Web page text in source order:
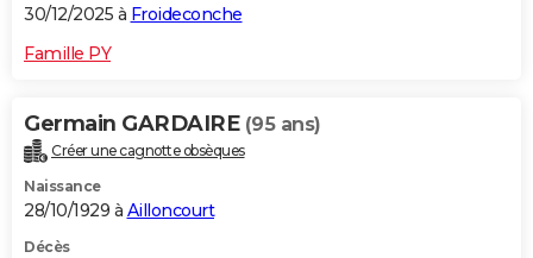
30/12/2025 à Froideconche
Famille PY
Germain GARDAIRE (95 ans)
Créer une cagnotte obsèques
Naissance
28/10/1929 à Ailloncourt
Décès